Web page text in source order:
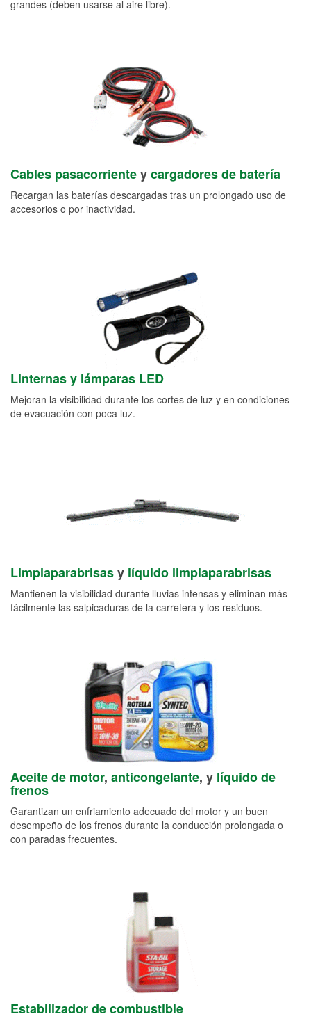
grandes (deben usarse al aire libre).
Cables pasacorrienteycargadores de batería
Recargan las baterías descargadas tras un prolongado uso de
accesorios o por inactividad.
Linternas y lámparas LED
Mejoran la visibilidad durante los cortes de luz y en condiciones
de evacuación con poca luz.
Limpiaparabrisasy líquido limpiaparabrisas
Mantienen la visibilidad durante lluvias intensas y eliminan más
fácilmente las salpicaduras de la carretera y los residuos.
Aceite de motor, anticongelante, y líquido de
frenos
Garantizan un enfriamiento adecuado del motor y un buen
desempeño de los frenos durante la conducción prolongada o
con paradas frecuentes.
Estabilizador de combustible